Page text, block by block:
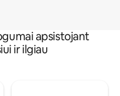
apsistojant
ir ilgiau